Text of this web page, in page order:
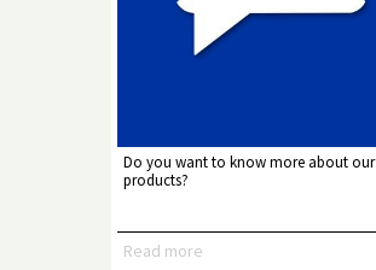
Do you want to know more about our
products?
Read more